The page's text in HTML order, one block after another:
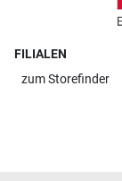
FILIALEN
zumStorefinder